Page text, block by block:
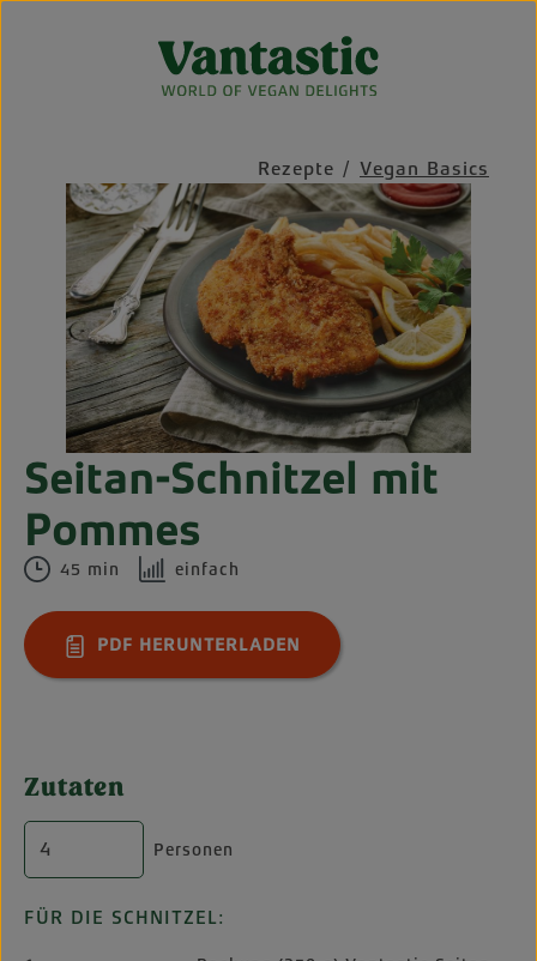
Rezepte / Vegan Basics
Bildergalerie überspringen
Seitan-Schnitzel mit
Pommes
45 min einfach
PDF HERUNTERLADEN
Zutaten
Personen
FÜR DIE SCHNITZEL: